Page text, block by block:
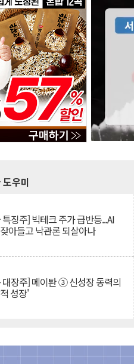
우미
징주] 빅테크 주가 급반등...AI
아들고 낙관론 되살아나
대장주] 메이퇀 ③ 신성장 동력의
성장'